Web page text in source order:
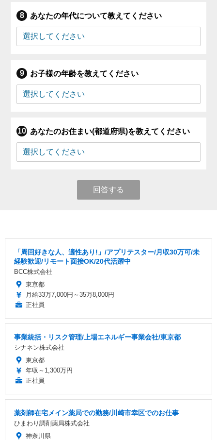
あなたの年代について教えてください
お子様の年齢を教えてください
あなたのお住まい(都道府県)を教えてください
回答する
「周回好きな人、適性あり!」/アプリテスター/月収30万可/未
経験歓迎/リモート面接OK/20代活躍中
BCC株式会社
東京都
月給33万7,000円～35万8,000円
正社員
事業統括・リスク管理/上場エネルギー事業会社/東京都
シナネン株式会社
東京都
年収～1,300万円
正社員
薬剤師在宅メイン薬局での勤務/川崎市幸区でのお仕事
ひまわり調剤薬局株式会社
神奈川県